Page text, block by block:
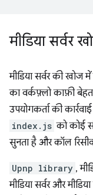
मीडिया सर्वर
मीडिया सर्वर की खोज
का वर्कफ़्लो काफ़ी
उपयोगकर्ता की
index.js को कोई
सुनता है और कॉल
Upnp library ,
मीडिया सर्वर और